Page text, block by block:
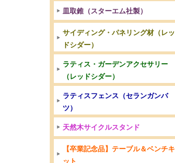
皿取錐（スターエム社製）
サイディング・パネリング材（レッ
ドシダー）
ラティス・ガーデンアクセサリー
（レッドシダー）
ラティスフェンス（セランガンバ
ツ）
天然木サイクルスタンド
【卒業記念品】テーブル＆ベンチキ
ット